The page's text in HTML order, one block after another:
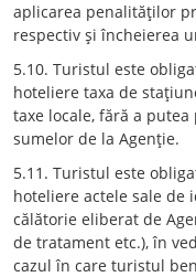
aplicarea penalităţilor
respectiv şi încheierea
5.10. Turistul este
hoteliere taxa de
taxe locale, fără a
sumelor de la Agenţie.
5.11. Turistul este
hoteliere actele sale de
călătorie eliberat de
de tratament etc.), în
cazul în care turistul